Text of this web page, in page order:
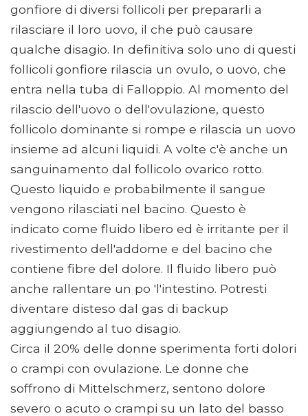
gonfiore di diversi follicoli per prepararli a
rilasciare il loro uovo, il che può causare
qualche disagio. In definitiva solo uno di questi
follicoli gonfiore rilascia un ovulo, o uovo, che
entra nella tuba di Falloppio. Al momento del
rilascio dell'uovo o dell'ovulazione, questo
follicolo dominante si rompe e rilascia un uovo
insieme ad alcuni liquidi. A volte c'è anche un
sanguinamento dal follicolo ovarico rotto.
Questo liquido e probabilmente il sangue
vengono rilasciati nel bacino. Questo è
indicato come fluido libero ed è irritante per il
rivestimento dell'addome e del bacino che
contiene fibre del dolore. Il fluido libero può
anche rallentare un po 'l'intestino. Potresti
diventare disteso dal gas di backup
aggiungendo al tuo disagio.
Circa il 20% delle donne sperimenta forti dolori
o crampi con ovulazione. Le donne che
soffrono di Mittelschmerz, sentono dolore
severo o acuto o crampi su un lato del basso